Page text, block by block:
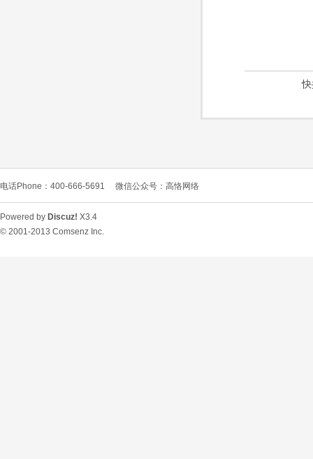
电话Phone：400-666-5691 微信公众号：高恪网络
Powered by Discuz! X3.4
© 2001-2013 Comsenz Inc.